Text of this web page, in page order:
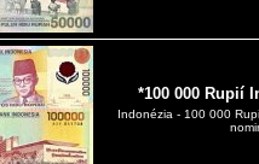
*100 000 Rupií
Indonézia - 100 000